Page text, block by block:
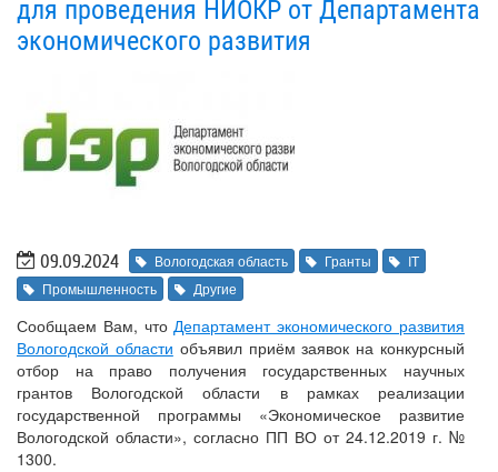
для проведения НИОКР от Департамента
экономического развития
09.09.2024 Вологодская область Гранты
IT
Промышленность
Другие
Сообщаем Вам, чтоДепартамент экономического развития
Вологодской области объявил приём заявок на конкурсный
отбор на право получения государственных научных
грантов Вологодской области в рамках реализации
государственной программы «Экономическое развитие
Вологодской области», согласно ПП ВО от 24.12.2019 г. №
1300.